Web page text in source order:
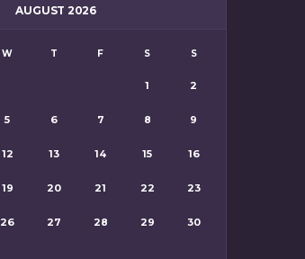
AUGUST 2026
W T F S S
1 2
5 6 7 8 9
12 13 14 15 16
19 20 21 22 23
26 27 28 29 30